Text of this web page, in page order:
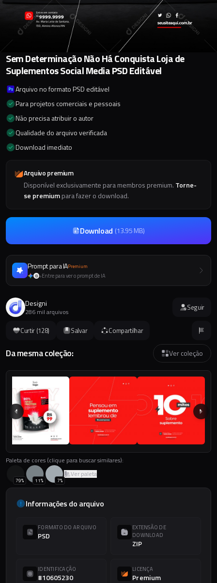
Da mesma coleção: Ver coleção
Curtir (128) Salvar Compartilhar
Paleta de cores (clique para buscar similares):
79% 11% 7%
Ver paleta
Informações do arquivo
FORMATO DO ARQUIVO
PSD
EXTENSÃO DE
DOWNLOAD
ZIP
IDENTIFICAÇÃO
#10605230
LICENÇA
Premium
Sem Determinação Não Há Conquista Loja de
Suplementos Social Media PSD Editável
Arquivo no formato PSD editável
Para projetos comerciais e pessoais
Não precisa atribuir o autor
Qualidade do arquivo verificada
Download imediato
Arquivo premium
Disponível exclusivamente para membros premium. Torne-
se premiumpara fazer o download.
Download (13.95 MB)
Prompt para IAPremium
+Entre para ver o prompt de IA
Designi
286 mil arquivos Seguir